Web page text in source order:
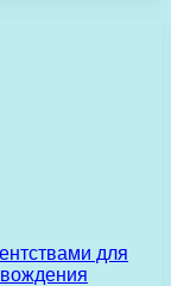
для